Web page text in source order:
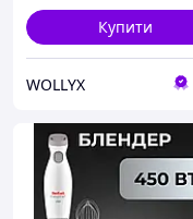
Купити
WOLLYX